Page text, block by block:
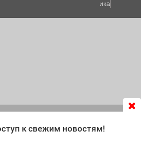
к свежим новостям!
файлов cookie, которые
работу сайта и сбора